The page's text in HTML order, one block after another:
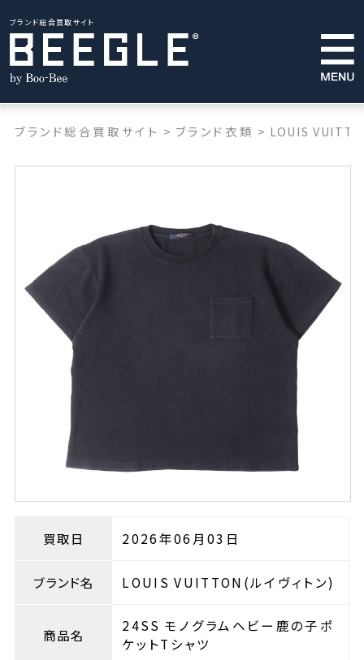
ブランド総合買取サイト
ブランド総合買取サイト > ブランド衣類 > LOUIS
買取日 2026年06月03日
ブランド名 LOUIS VUITTON(ルイヴィトン)
商品名
24SS モノグラムヘビー鹿の子ポ
ケットTシャツ